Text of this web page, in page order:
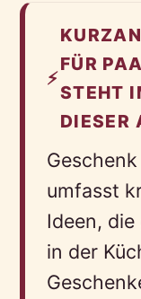
⚡
FÜR
STEHT
DIESER
umfasst
Ideen, die
in der